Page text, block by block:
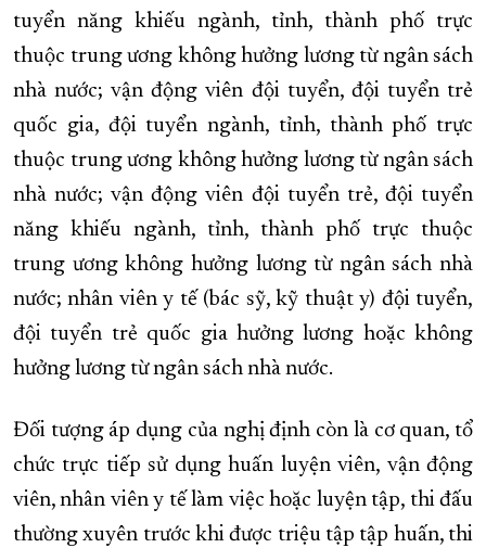
tuyển năng khiếu ngành, tỉnh, thành phố trực
thuộc trung ương không hưởng lương từ ngân sách
nhà nước; vận động viên đội tuyển, đội tuyển trẻ
quốc gia, đội tuyển ngành, tỉnh, thành phố trực
thuộc trung ương không hưởng lương từ ngân sách
nhà nước; vận động viên đội tuyển trẻ, đội tuyển
năng khiếu ngành, tỉnh, thành phố trực thuộc
trung ương không hưởng lương từ ngân sách nhà
nước; nhân viên y tế (bác sỹ, kỹ thuật y) đội tuyển,
đội tuyển trẻ quốc gia hưởng lương hoặc không
hưởng lương từ ngân sách nhà nước.
Đối tượng áp dụng của nghị định còn là cơ quan, tổ
chức trực tiếp sử dụng huấn luyện viên, vận động
viên, nhân viên y tế làm việc hoặc luyện tập, thi đấu
thường xuyên trước khi được triệu tập tập huấn, thi